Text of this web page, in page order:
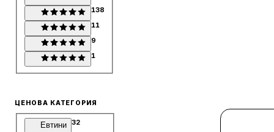
138
11
9
1
ЦЕНОВА КАТЕГОРИЯ
Евтини 32